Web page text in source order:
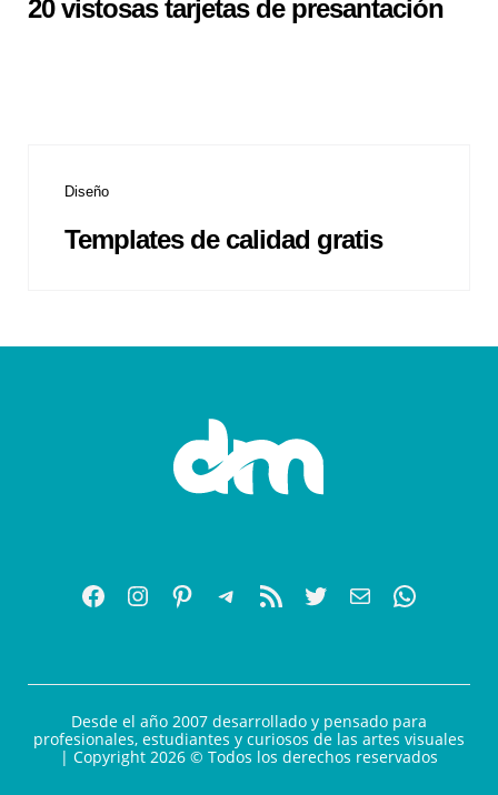
20 vistosas tarjetas de presantación
Diseño
Templates de calidad gratis
Desde el año 2007 desarrollado y pensado para
profesionales, estudiantes y curiosos de las artes visuales
| Copyright 2026 © Todos los derechos reservados